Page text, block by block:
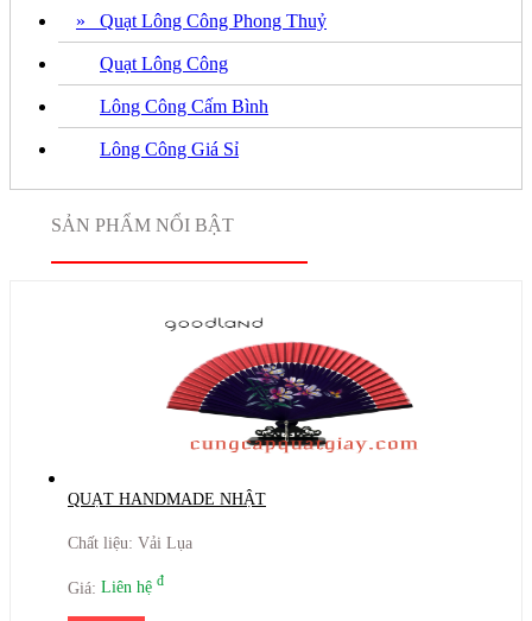
» Quạt Lông Công Phong Thuỷ
Quạt Lông Công
Lông Công Cấm Bình
Lông Công Giá Sỉ
SẢN PHẨM NỔI BẬT
QUẠT HANDMADE NHẬT
Chất liệu: Vải Lụa
Giá: Liên hệ đ